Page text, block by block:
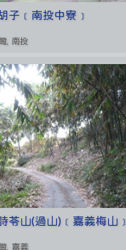
﹝南投中寮﹞
, 南投
山(過山)﹝嘉義梅山﹞
, 嘉義